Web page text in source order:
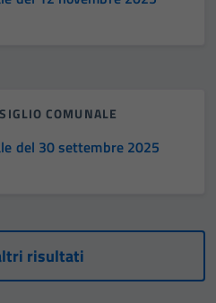
COMUNALE
del 30 settembre 2025
risultati